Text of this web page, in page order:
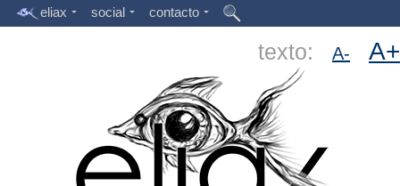
eliax social contacto
texto: A- A+